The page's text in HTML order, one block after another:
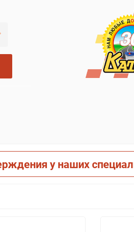
у наших